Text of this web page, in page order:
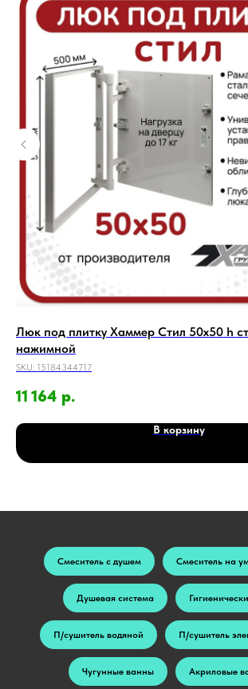
Люк под плитку Хаммер Стил 50х50 h
нажимной
SKU: 15184344717
11 164 р.
В корзину
Смеситель с душем Смеситель на
Душевая система
П/сушитель водяной П/сушитель
Чугунные ванны Акриловые